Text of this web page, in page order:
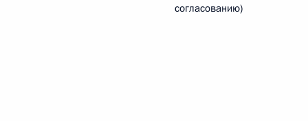
согласованию)